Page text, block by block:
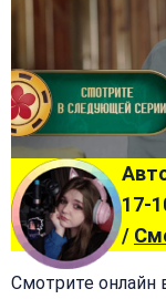
17-
/
Смотрите онлайн